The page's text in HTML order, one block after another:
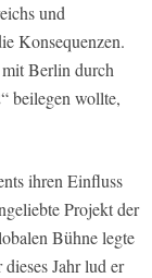
und
Konsequenzen.
mit Berlin durch
beilegen wollte,
ihren Einfluss
Projekt der
Bühne legte
Jahr lud er